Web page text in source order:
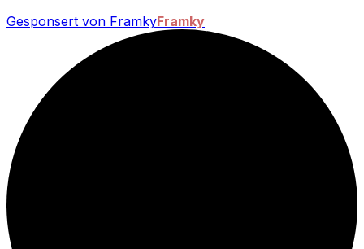
Gesponsert von FramkyFramky